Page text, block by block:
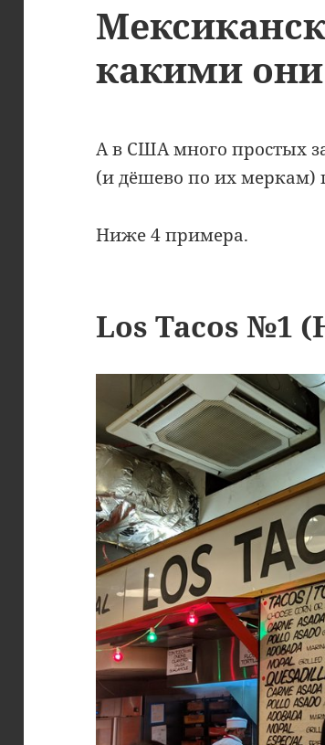
какими
А в США много простых
(и дёшево по их меркам)
Ниже 4 примера.
Los Tacos №1